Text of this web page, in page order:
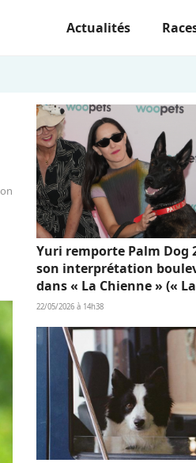
Actualités
Yuri remporte Palm Dog
son interprétation
dans « La Chienne » («
Dominga Sotomayor
22/05/2026 à 14h38